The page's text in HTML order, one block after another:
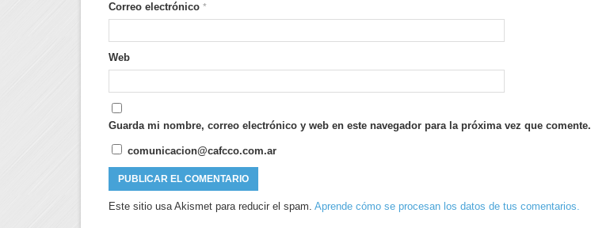
Correo electrónico *
Web
Guarda mi nombre, correo electrónico y web en este navegador para la próxima vez que comente.
comunicacion@cafcco.com.ar
Este sitio usa Akismet para reducir el spam. Aprende cómo se procesan los datos de tus comentarios.